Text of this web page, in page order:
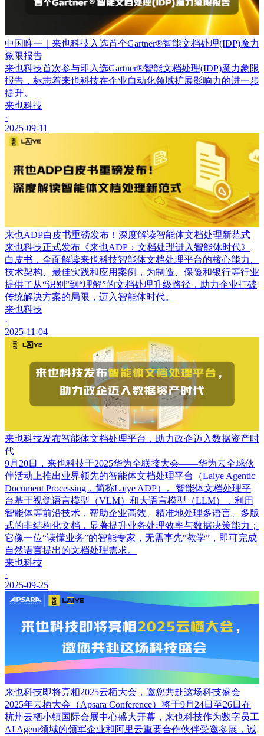
中国唯一｜来也科技入选首个Gartner®智能文档处理(IDP)魔力
象限报告
来也科技首次参与即入选Gartner®智能文档处理(IDP)魔力象限
报告，标志着来也科技在企业自动化领域扩展影响力的进一步
提升。
来也科技
·
2025-09-11
来也ADP白皮书重磅发布！深度解读智能体文档处理新范式
来也科技正式发布《来也ADP：文档处理进入智能体时代》
白皮书，全面解读来也科技智能体文档处理平台的核心能力、
技术架构、最佳实践和应用案例，为制造、保险和银行等行业
提供了从“识别”到“理解”的文档处理升级路径，助力企业打破
传统解决方案的局限，迈入智能体时代。
来也科技
·
2025-11-04
来也科技发布智能体文档处理平台，助力政企迈入数据资产时
代
9月20日，来也科技于2025华为全联接大会——华为云全球伙
伴活动上推出业界领先的智能体文档处理平台（Laiye Agentic
Document Processing，简称Laiye ADP）。智能体文档处理平
台基于视觉语言模型（VLM）和大语言模型（LLM），利用
智能体等前沿技术，帮助企业高效、精准地处理多语言、多版
式的非结构化文档，显著提升业务处理效率与数据决策能力；
它像一位“读懂业务”的智能专家，无需事先“教学”，即可完成
自然语言提出的文档处理需求。
来也科技
·
2025-09-25
来也科技即将亮相2025云栖大会，邀您共赴这场科技盛会
2025年云栖大会（Apsara Conference）将于9月24日至26日在
杭州云栖小镇国际会展中心盛大开幕，来也科技作为数字员工
AI Agent领域的领军企业和阿里云重要合作伙伴受邀参展，诚